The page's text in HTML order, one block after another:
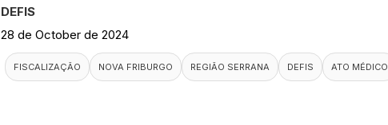
DEFIS
28 de October de 2024
FISCALIZAÇÃO NOVA FRIBURGO REGIÃO SERRANA DEFIS ATO MÉDICO